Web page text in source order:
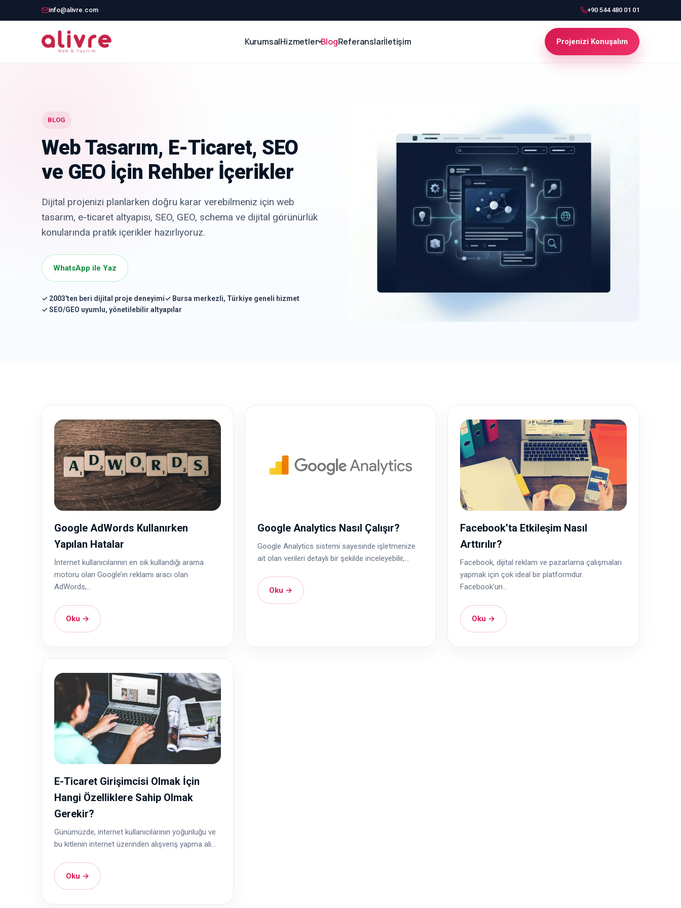
info@alivre.com +90 544 480 01 01
KurumsalHizmetler BlogReferanslarİletişim Projenizi Konuşalım
BLOG
Web Tasarım, E-Ticaret, SEO
ve GEO İçin Rehber İçerikler
Dijital projenizi planlarken doğru karar verebilmeniz için web
tasarım, e-ticaret altyapısı, SEO, GEO, schema ve dijital görünürlük
konularında pratik içerikler hazırlıyoruz.
WhatsApp ile Yaz
✓ 2003'ten beri dijital proje deneyimi✓ Bursa merkezli, Türkiye geneli hizmet
✓ SEO/GEO uyumlu, yönetilebilir altyapılar
Google AdWords Kullanırken
Yapılan Hatalar
İnternet kullanıcılarının en sık kullandığı arama
motoru olan Google’ın reklamı aracı olan
AdWords,...
Oku →
Google Analytics Nasıl Çalışır?
Google Analytics sistemi sayesinde işletmenize
ait olan verileri detaylı bir şekilde inceleyebilir,...
Oku →
Facebook’ta Etkileşim Nasıl
Arttırılır?
Facebook, dijital reklam ve pazarlama çalışmaları
yapmak için çok ideal bir platformdur.
Facebook’un...
Oku →
E-Ticaret Girişimcisi Olmak İçin
Hangi Özelliklere Sahip Olmak
Gerekir?
Günümüzde, internet kullanıcılarının yoğunluğu ve
bu kitlenin internet üzerinden alışveriş yapma alı...
Oku →